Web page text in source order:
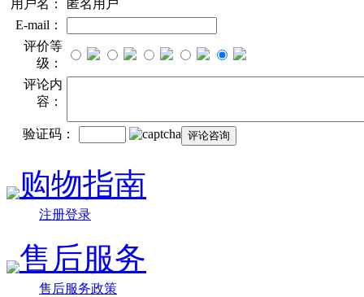
用户名：
匿名用户
E-mail：
评价等
级：
评论内
容：
验证码：
购物指南
注册登录
售后服务
售后服务政策